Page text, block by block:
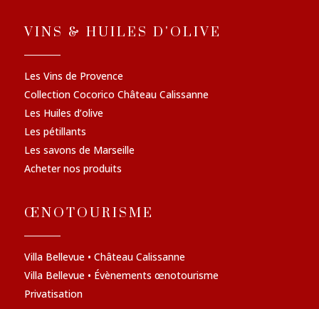
VINS & HUILES D'OLIVE
Les Vins de Provence
Collection Cocorico Château Calissanne
Les Huiles d’olive
Les pétillants
Les savons de Marseille
Acheter nos produits
ŒNOTOURISME
Villa Bellevue • Château Calissanne
Villa Bellevue • Évènements œnotourisme
Privatisation